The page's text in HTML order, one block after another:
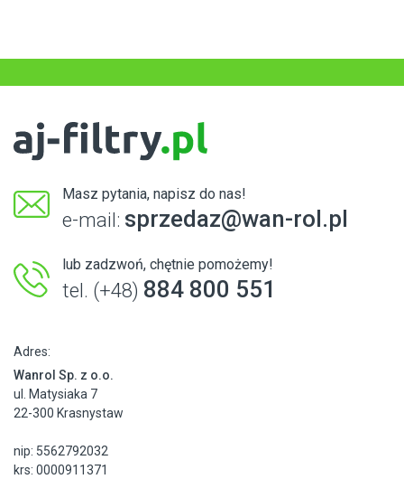
Masz pytania, napisz do nas!
e-mail: sprzedaz@wan-rol.pl
lub zadzwoń, chętnie pomożemy!
tel. (+48) 884 800 551
Adres:
Wanrol Sp. z o.o.
ul. Matysiaka 7
22-300 Krasnystaw
nip: 5562792032
krs: 0000911371